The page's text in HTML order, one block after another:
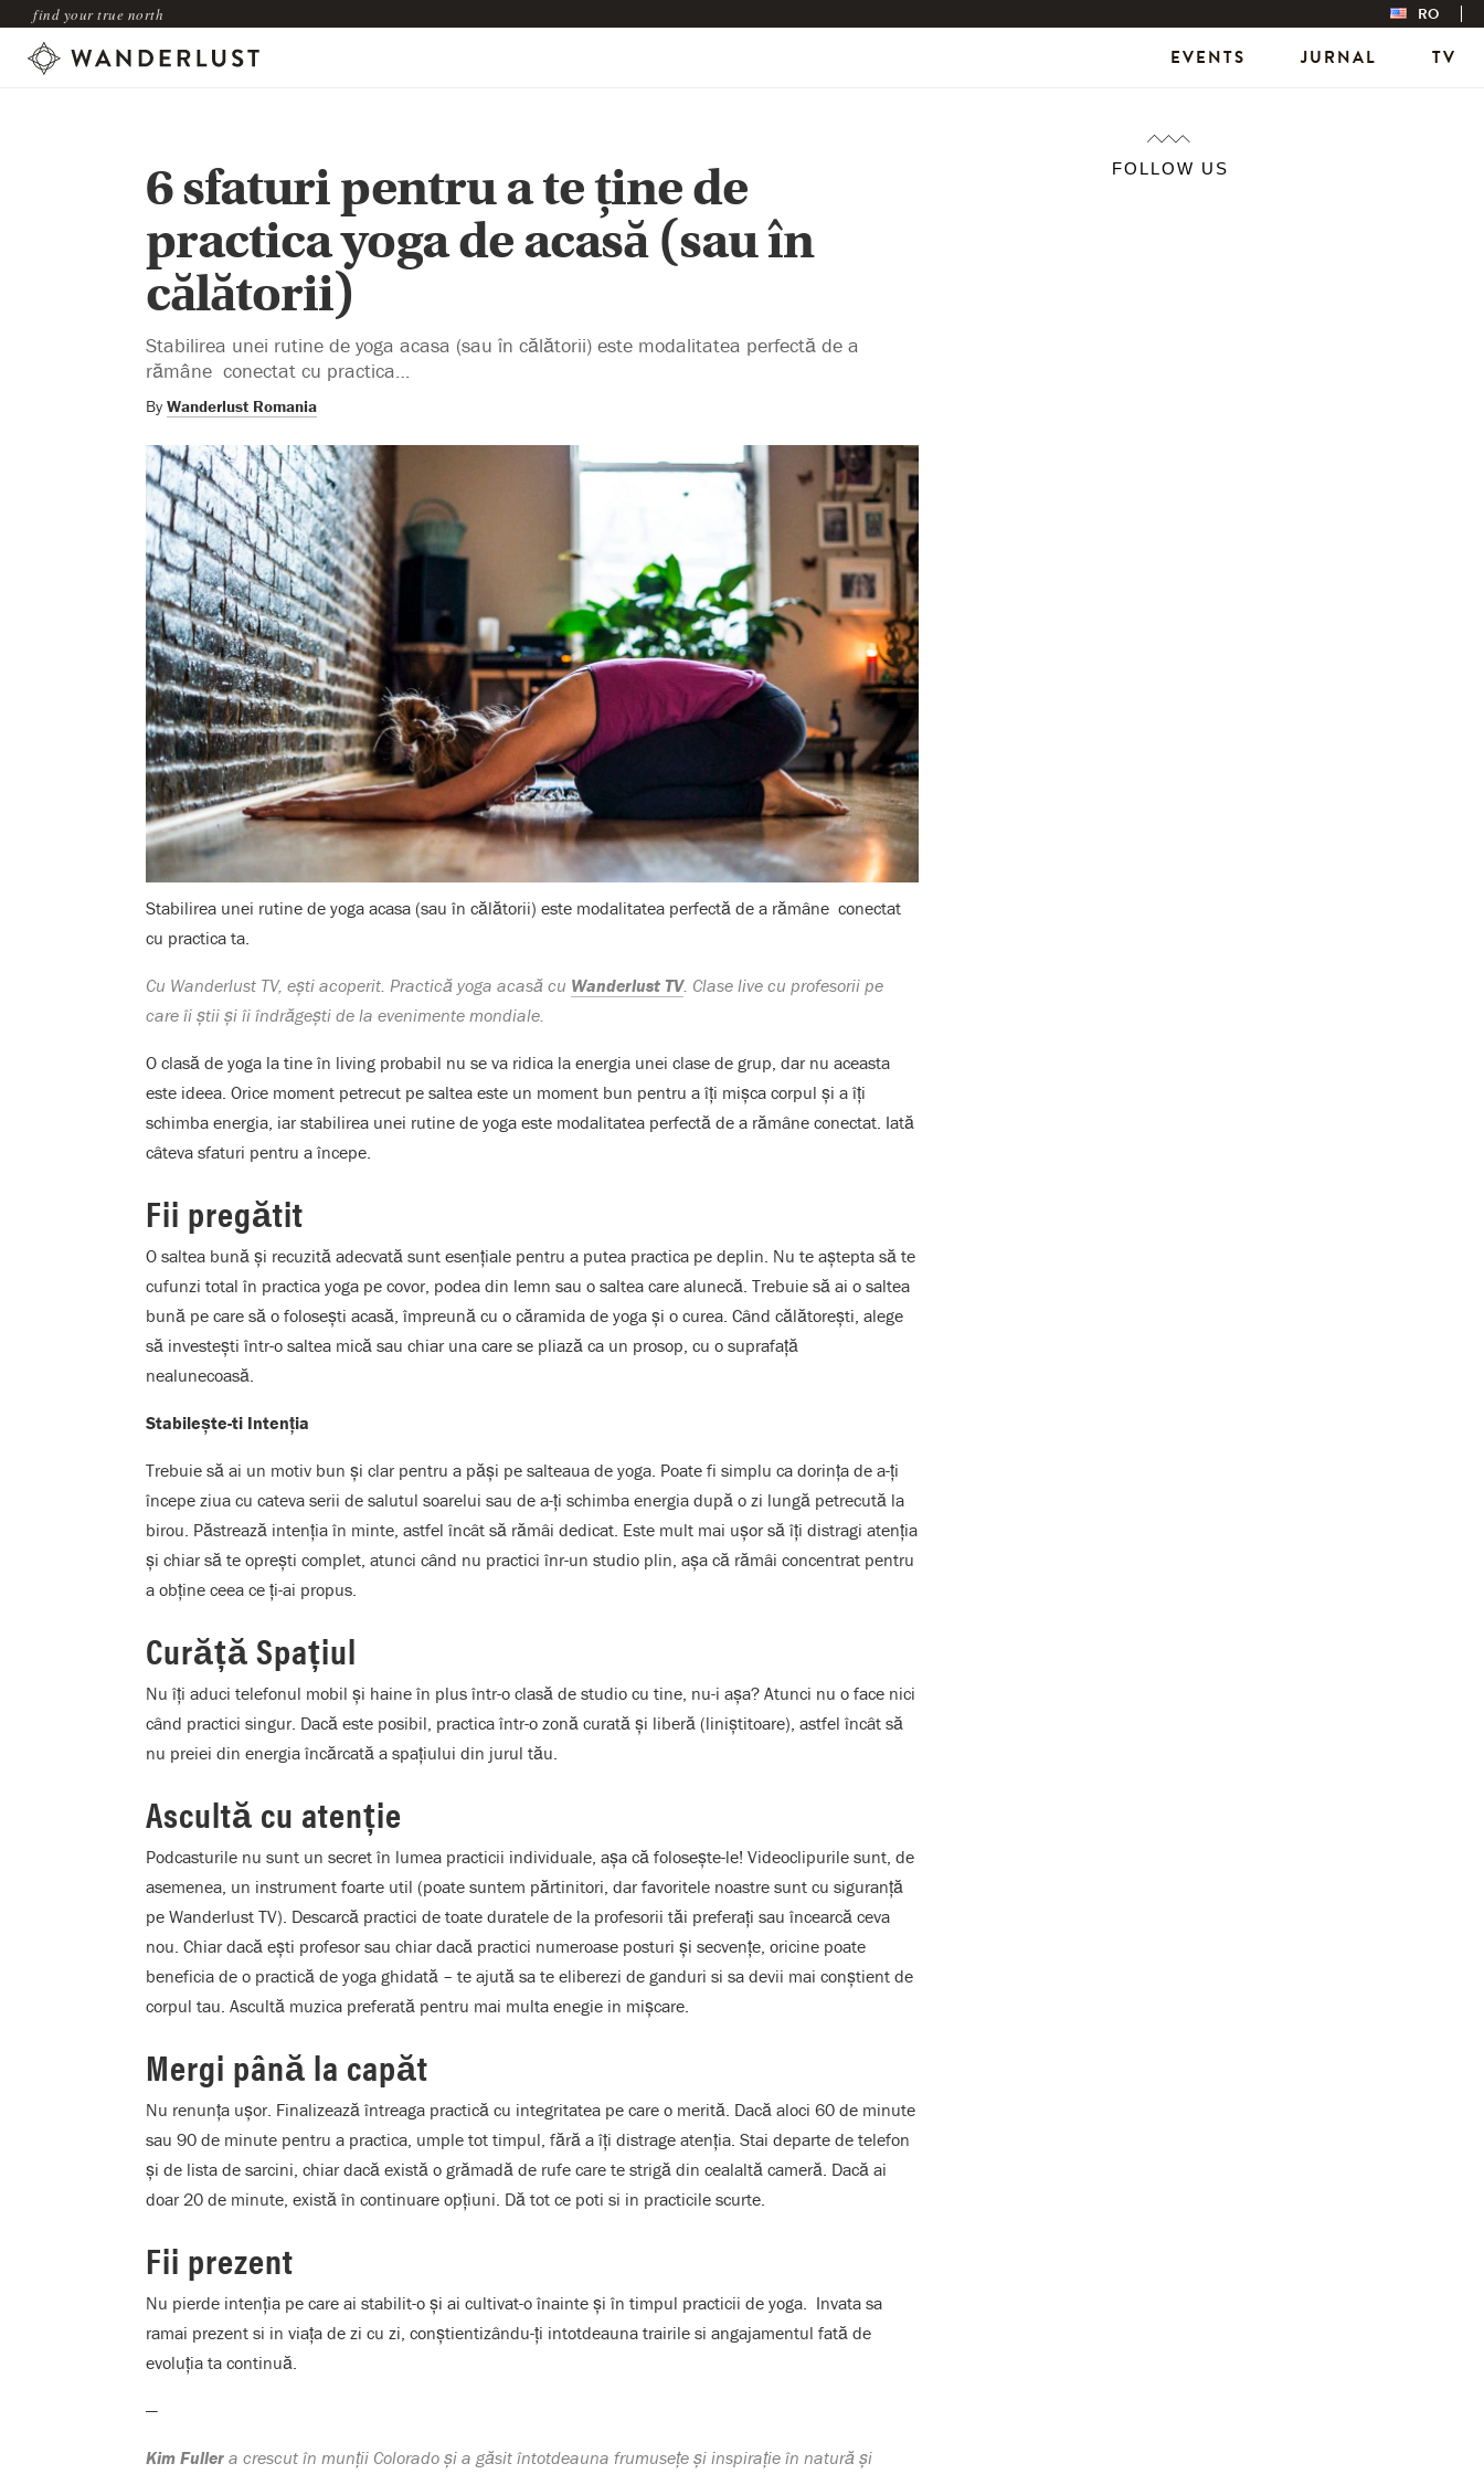
find your true north RO
EVENTS JURNAL TV
6 sfaturi pentru a te ține de
practica yoga de acasă (sau în
călătorii)
Stabilirea unei rutine de yoga acasa (sau în călătorii) este modalitatea perfectă de a
rămâne conectat cu practica…
By Wanderlust Romania
Stabilirea unei rutine de yoga acasa (sau în călătorii) este modalitatea perfectă de a rămâne conectat
cu practica ta.
Cu Wanderlust TV, ești acoperit. Practică yoga acasă cu Wanderlust TV. Clase live cu profesorii pe
care îi știi și îi îndrăgești de la evenimente mondiale.
O clasă de yoga la tine în living probabil nu se va ridica la energia unei clase de grup, dar nu aceasta
este ideea. Orice moment petrecut pe saltea este un moment bun pentru a îți mișca corpul și a îți
schimba energia, iar stabilirea unei rutine de yoga este modalitatea perfectă de a rămâne conectat. Iată
câteva sfaturi pentru a începe.
Fii pregătit
O saltea bună și recuzită adecvată sunt esențiale pentru a putea practica pe deplin. Nu te aștepta să te
cufunzi total în practica yoga pe covor, podea din lemn sau o saltea care alunecă. Trebuie să ai o saltea
bună pe care să o folosești acasă, împreună cu o căramida de yoga și o curea. Când călătorești, alege
să investești într-o saltea mică sau chiar una care se pliază ca un prosop, cu o suprafață
nealunecoasă.
Stabilește-ti Intenția
Trebuie să ai un motiv bun și clar pentru a păși pe salteaua de yoga. Poate fi simplu ca dorința de a-ți
începe ziua cu cateva serii de salutul soarelui sau de a-ți schimba energia după o zi lungă petrecută la
birou. Păstrează intenția în minte, astfel încât să rămâi dedicat. Este mult mai ușor să îți distragi atenția
și chiar să te oprești complet, atunci când nu practici înr-un studio plin, așa că rămâi concentrat pentru
a obține ceea ce ți-ai propus.
Curăță Spațiul
Nu îți aduci telefonul mobil și haine în plus într-o clasă de studio cu tine, nu-i așa? Atunci nu o face nici
când practici singur. Dacă este posibil, practica într-o zonă curată și liberă (liniștitoare), astfel încât să
nu preiei din energia încărcată a spațiului din jurul tău.
Ascultă cu atenție
Podcasturile nu sunt un secret în lumea practicii individuale, așa că folosește-le! Videoclipurile sunt, de
asemenea, un instrument foarte util (poate suntem părtinitori, dar favoritele noastre sunt cu siguranță
pe Wanderlust TV). Descarcă practici de toate duratele de la profesorii tăi preferați sau încearcă ceva
nou. Chiar dacă ești profesor sau chiar dacă practici numeroase posturi și secvențe, oricine poate
beneficia de o practică de yoga ghidată – te ajută sa te eliberezi de ganduri si sa devii mai conștient de
corpul tau. Ascultă muzica preferată pentru mai multa enegie in mișcare.
Mergi până la capăt
Nu renunța ușor. Finalizează întreaga practică cu integritatea pe care o merită. Dacă aloci 60 de minute
sau 90 de minute pentru a practica, umple tot timpul, fără a îți distrage atenția. Stai departe de telefon
și de lista de sarcini, chiar dacă există o grămadă de rufe care te strigă din cealaltă cameră. Dacă ai
doar 20 de minute, există în continuare opțiuni. Dă tot ce poti si in practicile scurte.
Fii prezent
Nu pierde intenția pe care ai stabilit-o și ai cultivat-o înainte și în timpul practicii de yoga. Invata sa
ramai prezent si in viața de zi cu zi, conștientizându-ți intotdeauna trairile si angajamentul fată de
evoluția ta continuă.
—
Kim Fuller a crescut în munții Colorado și a găsit întotdeauna frumusețe și inspirație în natură și
FOLLOW US